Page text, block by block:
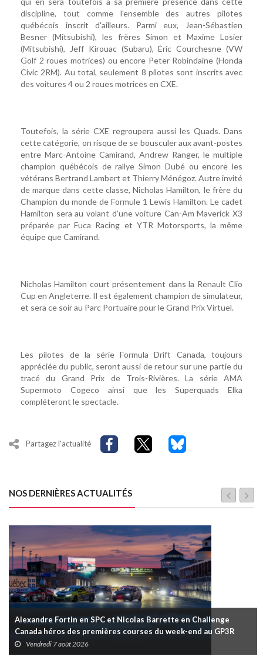
discipline, tout comme l'ensemble des autres pilotes
québécois inscrit d'ailleurs. Parmi eux, Jean-Sébastien
Besner (Mitsubishi), les frères Simon et Maxime Losier
(Mitsubishi), Jeff Kirouac (Subaru), Éric Courchesne (VW
Golf 2 roues motrices) ou encore Peter Robindaine (Honda
Civic 2RM). Au total, seulement 8 pilotes sont inscrits avec
des voitures 4 ou 2 roues motrices en CXE.
Toutefois, la série CXE regroupera aussi les Quads. Dans
cette catégorie, on risque de se bousculer aux avant-postes
entre Marc-Antoine Camirand, Andrew Ranger, le multiple
champion québécois de rallye Simon Dubé ou encore les
vétérans Bertrand Lambert et Thierry Ménégoz. Autre invité
de marque dans cette classe, Nicholas Hamilton, le frère du
Champion du monde de Formule 1 Lewis Hamilton. Le cadet
Hamilton sera au volant d’une voiture Can-Am Maverick X3
préparée par Fuca Racing et YTR Motorsports, la même
équipe que Camirand.
Nicholas Hamilton court présentement dans la Renault Clio
Cup en Angleterre. Il est également champion de simulateur,
et sera ce soir au Parc Portuaire pour le Grand Prix Virtuel.
Les pilotes de la série Formula Drift Canada, toujours
appréciée du public, seront aussi de retour sur une partie du
tracé du Grand Prix de Trois-Rivières. La série AMA
Supermoto Cogeco ainsi que les Superquads Elka
compléteront le spectacle.
Partagez l'actualité
NOS DERNIÈRES ACTUALITÉS
Alexandre Fortin en SPC et Nicolas Barrette en Challenge
Canada héros des premières courses du week-end au GP3R
Vendredi 7 août 2026